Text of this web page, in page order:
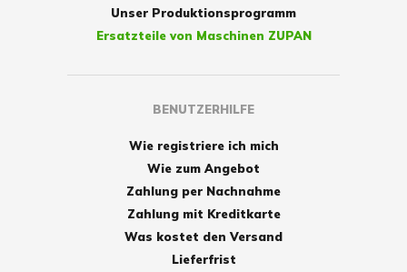
Unser Produktionsprogramm
Ersatzteile von Maschinen ZUPAN
BENUTZERHILFE
Wie registriere ich mich
Wie zum Angebot
Zahlung per Nachnahme
Zahlung mit Kreditkarte
Was kostet den Versand
Lieferfrist